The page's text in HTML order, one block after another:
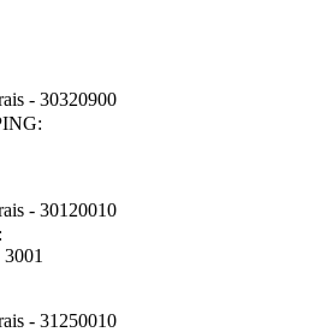
- 30320900
- 30120010
- 31250010